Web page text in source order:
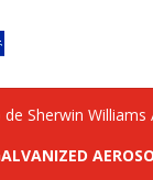
Sherwin Williams